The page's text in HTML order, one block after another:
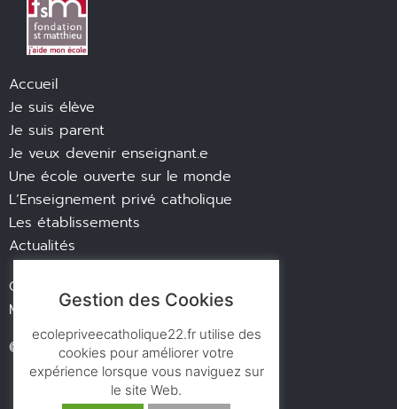
Accueil
Je suis élève
Je suis parent
Je veux devenir enseignant.e
Une école ouverte sur le monde
L’Enseignement privé catholique
Les établissements
Actualités
Contact
Mentions légales
© des ronds dans l’eau
Gestion des Cookies
ecolepriveecatholique22.fr utilise des
cookies pour améliorer votre
expérience lorsque vous naviguez sur
le site Web.